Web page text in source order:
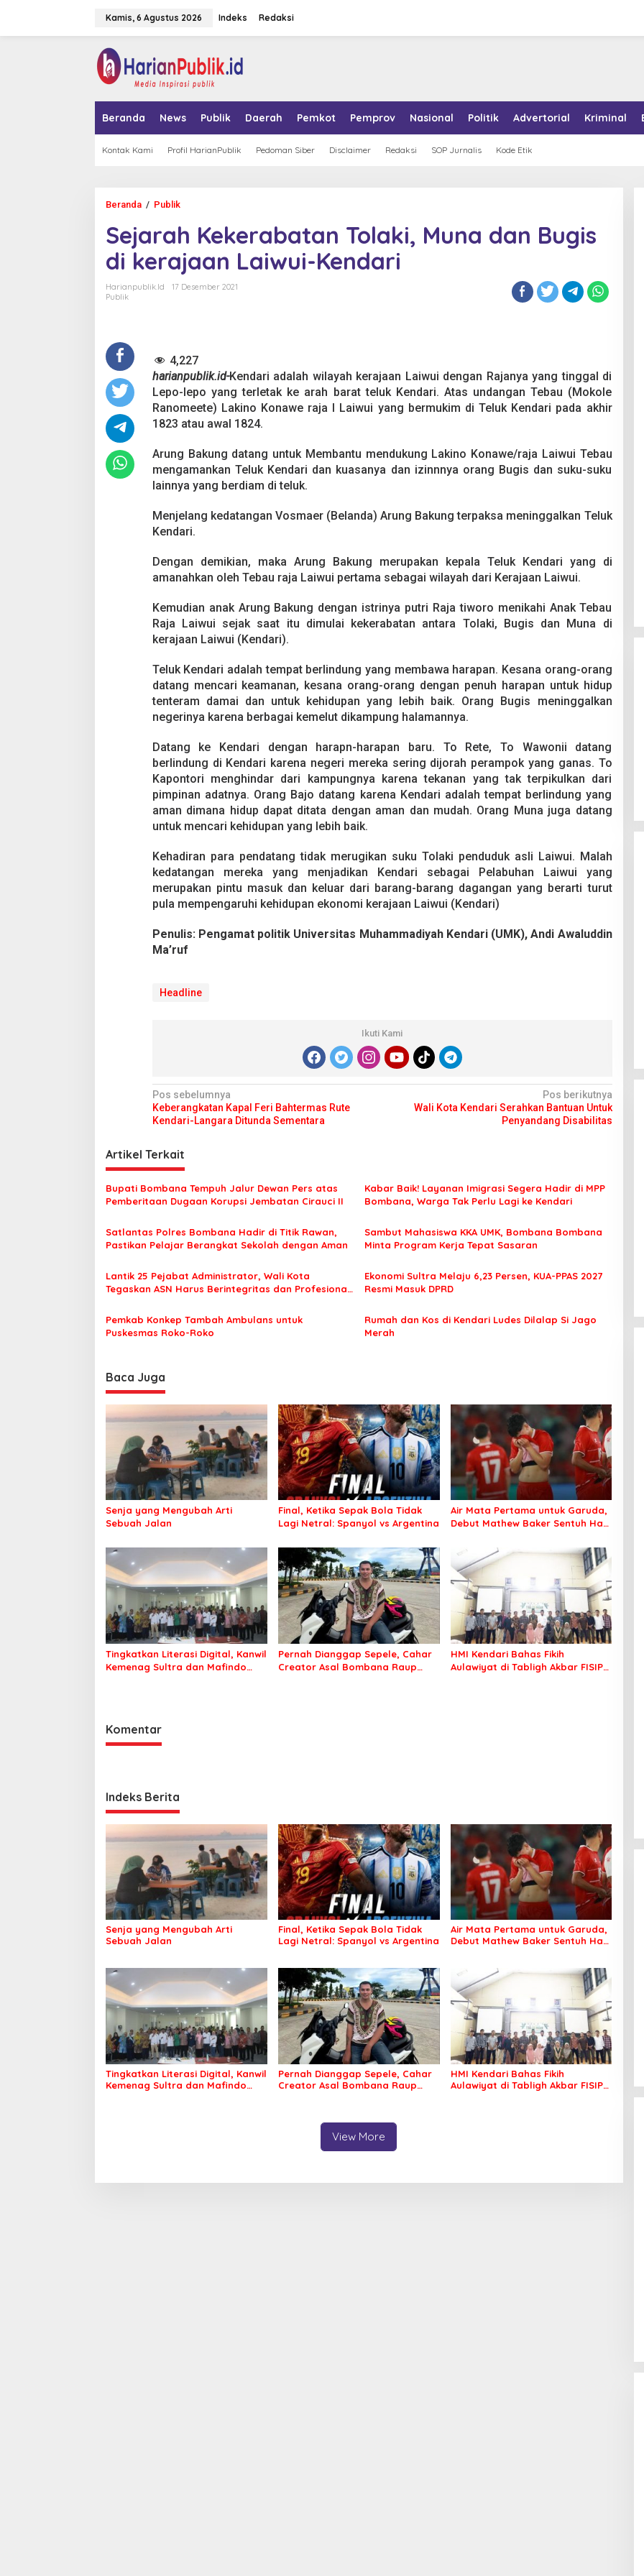
Kamis, 6 Agustus 2026 Indeks Redaksi
Beranda News Publik Daerah Pemkot Pemprov Nasional Politik Advertorial Kriminal
Kontak Kami Profil HarianPublik Pedoman Siber Disclaimer Redaksi SOP Jurnalis Kode Etik
Beranda / Publik
j
a
r
a
h
a
b
a
a
n
o
l
a
k
,
M
a
d
n
B
g
s
d
i
e
a
j
a
n
L
a
w
i
-
K
n
a
Sejarah Kekerabatan Tolaki, Muna dan Bugis
di kerajaan Laiwui-Kendari
Harianpublik.id
17 Desember 2021
Publik
4,227
harianpublik.id-Kendari adalah wilayah kerajaan Laiwui dengan Rajanya yang tinggal di
Lepo-lepo yang terletak ke arah barat teluk Kendari. Atas undangan Tebau (Mokole
Ranomeete) Lakino Konawe raja I Laiwui yang bermukim di Teluk Kendari pada akhir
1823 atau awal 1824.
Arung Bakung datang untuk Membantu mendukung Lakino Konawe/raja Laiwui Tebau
mengamankan Teluk Kendari dan kuasanya dan izinnnya orang Bugis dan suku-suku
lainnya yang berdiam di teluk.
Menjelang kedatangan Vosmaer (Belanda) Arung Bakung terpaksa meninggalkan Teluk
Kendari.
Dengan demikian, maka Arung Bakung merupakan kepala Teluk Kendari yang di
amanahkan oleh Tebau raja Laiwui pertama sebagai wilayah dari Kerajaan Laiwui.
Kemudian anak Arung Bakung dengan istrinya putri Raja tiworo menikahi Anak Tebau
Raja Laiwui sejak saat itu dimulai kekerabatan antara Tolaki, Bugis dan Muna di
kerajaan Laiwui (Kendari).
Teluk Kendari adalah tempat berlindung yang membawa harapan. Kesana orang-orang
datang mencari keamanan, kesana orang-orang dengan penuh harapan untuk hidup
tenteram damai dan untuk kehidupan yang lebih baik. Orang Bugis meninggalkan
negerinya karena berbagai kemelut dikampung halamannya.
Datang ke Kendari dengan harapn-harapan baru. To Rete, To Wawonii datang
berlindung di Kendari karena negeri mereka sering dijorah perampok yang ganas. To
Kapontori menghindar dari kampungnya karena tekanan yang tak terpikulkan dari
pimpinan adatnya. Orang Bajo datang karena Kendari adalah tempat berlindung yang
aman dimana hidup dapat ditata dengan aman dan mudah. Orang Muna juga datang
untuk mencari kehidupan yang lebih baik.
Kehadiran para pendatang tidak merugikan suku Tolaki penduduk asli Laiwui. Malah
kedatangan mereka yang menjadikan Kendari sebagai Pelabuhan Laiwui yang
merupakan pintu masuk dan keluar dari barang-barang dagangan yang berarti turut
pula mempengaruhi kehidupan ekonomi kerajaan Laiwui (Kendari)
Penulis: Pengamat politik Universitas Muhammadiyah Kendari (UMK), Andi Awaluddin
Ma’ruf
Headline
Ikuti Kami
N
a
i
g
a
i
o
s
Pos sebelumnya
Keberangkatan Kapal Feri Bahtermas Rute
Kendari-Langara Ditunda Sementara
Pos berikutnya
Wali Kota Kendari Serahkan Bantuan Untuk
Penyandang Disabilitas
Artikel Terkait
Bupati Bombana Tempuh Jalur Dewan Pers atas
Pemberitaan Dugaan Korupsi Jembatan Cirauci II
Kabar Baik! Layanan Imigrasi Segera Hadir di MPP
Bombana, Warga Tak Perlu Lagi ke Kendari
Satlantas Polres Bombana Hadir di Titik Rawan,
Pastikan Pelajar Berangkat Sekolah dengan Aman
Sambut Mahasiswa KKA UMK, Bombana Bombana
Minta Program Kerja Tepat Sasaran
Lantik 25 Pejabat Administrator, Wali Kota
Tegaskan ASN Harus Berintegritas dan Profesional
Ekonomi Sultra Melaju 6,23 Persen, KUA-PPAS 2027
Resmi Masuk DPRD
Pemkab Konkep Tambah Ambulans untuk
Puskesmas Roko-Roko
Rumah dan Kos di Kendari Ludes Dilalap Si Jago
Merah
Baca Juga
Senja yang Mengubah Arti
Sebuah Jalan
Final, Ketika Sepak Bola Tidak
Lagi Netral: Spanyol vs Argentina
Air Mata Pertama untuk Garuda,
Debut Mathew Baker Sentuh Hati
Tingkatkan Literasi Digital, Kanwil
Kemenag Sultra dan Mafindo
Pernah Dianggap Sepele, Cahar
Creator Asal Bombana Raup
HMI Kendari Bahas Fikih
Aulawiyat di Tabligh Akbar FISIP
Komentar
Indeks Berita
Senja yang Mengubah Arti
Sebuah Jalan
Final, Ketika Sepak Bola Tidak
Lagi Netral: Spanyol vs Argentina
Air Mata Pertama untuk Garuda,
Debut Mathew Baker Sentuh Hati
Tingkatkan Literasi Digital, Kanwil
Kemenag Sultra dan Mafindo
Pernah Dianggap Sepele, Cahar
Creator Asal Bombana Raup
HMI Kendari Bahas Fikih
Aulawiyat di Tabligh Akbar FISIP
View More
Pesta Pernikahan Berakhir
Mencekam, Mahasiswa Ditikam
Badik Usai Cekcok saat Pesta
Miras
Di Kriminal | 29 Juni 2026
8.000
Di